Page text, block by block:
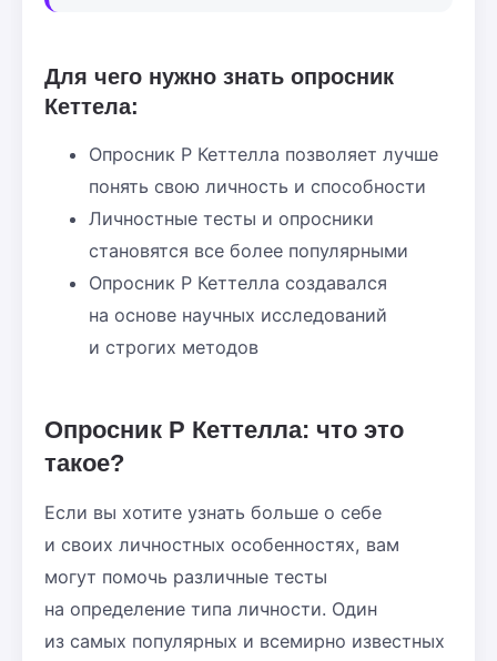
Для чего нужно знать опросник
Кеттела:
Опросник Р Кеттелла позволяет лучше
понять свою личность и способности
Личностные тесты и опросники
становятся все более популярными
Опросник Р Кеттелла создавался
на основе научных исследований
и строгих методов
Опросник Р Кеттелла: что это
такое?
Если вы хотите узнать больше о себе
и своих личностных особенностях, вам
могут помочь различные тесты
на определение типа личности. Один
из самых популярных и всемирно известных